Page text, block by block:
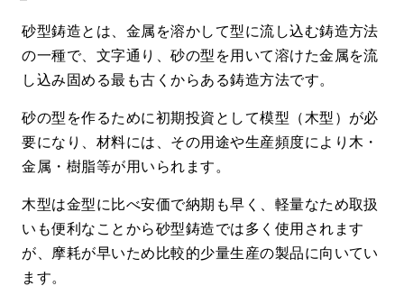
砂型鋳造とは、金属を溶かして型に流し込む鋳造方法
の一種で、文字通り、砂の型を用いて溶けた金属を流
し込み固める最も古くからある鋳造方法です。
砂の型を作るために初期投資として模型（木型）が必
要になり、材料には、その用途や生産頻度により木・
金属・樹脂等が用いられます。
木型は金型に比べ安価で納期も早く、軽量なため取扱
いも便利なことから砂型鋳造では多く使用されます
が、摩耗が早いため比較的少量生産の製品に向いてい
ます。